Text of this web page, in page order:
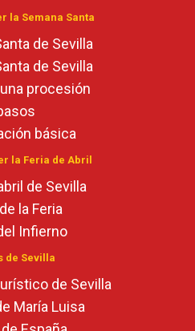
la Semana Santa
de Sevilla
de Sevilla
procesión
básica
la Feria de Abril
de Sevilla
la Feria
Infierno
de Sevilla
de Sevilla
María Luisa